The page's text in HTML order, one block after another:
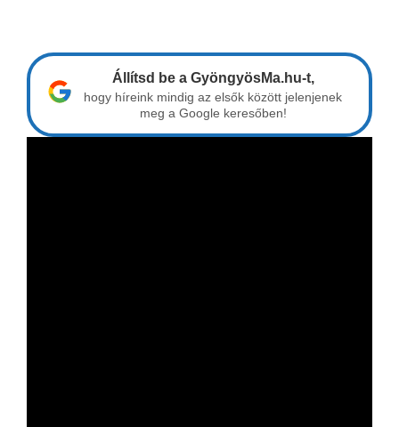
Állítsd be a GyöngyösMa.hu-t,
hogy híreink mindig az elsők között jelenjenek
meg a Google keresőben!